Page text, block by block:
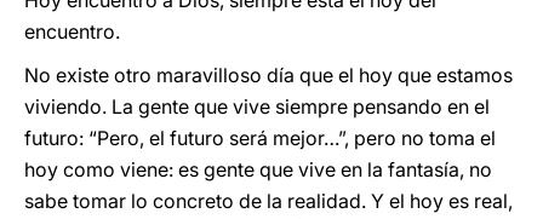
encuentro.
No existe otro maravilloso día que el hoy que estamos
viviendo. La gente que vive siempre pensando en el
futuro: “Pero, el futuro será mejor…”, pero no toma el
hoy como viene: es gente que vive en la fantasía, no
sabe tomar lo concreto de la realidad. Y el hoy es real,